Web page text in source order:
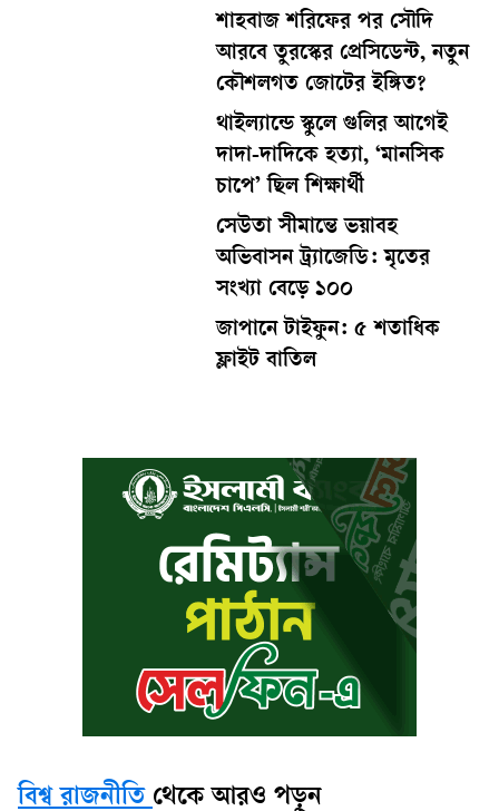
শাহবাজ শরিফের পর সৌদি
আরবে তুরস্কের প্রেসিডেন্ট, নতুন
কৌশলগত জোটের ইঙ্গিত?
থাইল্যান্ডে স্কুলে গুলির আগেই
দাদা-দাদিকে হত্যা, ‘মানসিক
চাপে’ ছিল শিক্ষার্থী
সেউতা সীমান্তে ভয়াবহ
অভিবাসন ট্র্যাজেডি: মৃতের
সংখ্যা বেড়ে ১০০
জাপানে টাইফুন: ৫ শতাধিক
ফ্লাইট বাতিল
বিশ্ব রাজনীতি থেকে আরও পড়ুন